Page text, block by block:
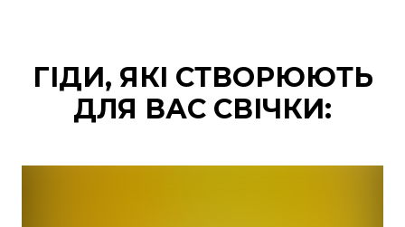
ГІДИ, ЯКІ СТВОРЮЮТЬ
ДЛЯ ВАС СВІЧКИ: